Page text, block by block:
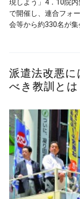
現しよう」4．10院
で開催し、連合フォ
会等から約330名が
派遣法改悪
べき教訓とは